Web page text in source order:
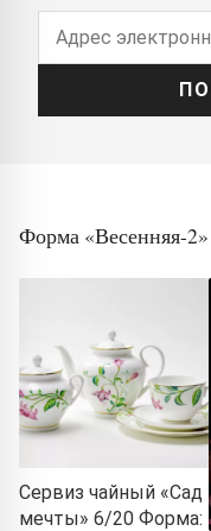
Форма «Весенняя-2»
Сервиз чайный «Сад
мечты» 6/20 Форма: